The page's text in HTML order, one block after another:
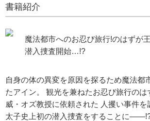
書籍紹介
魔法都市へのお忍び旅行!のはずが
潜入捜査開始…!?
自身の体の異変を原因を探るため魔法都
たアイン。 観光を兼ねたお忍び旅行のは
威・オズ教授に依頼された 人攫い事件を
太子史上初の潜入捜査をすることに